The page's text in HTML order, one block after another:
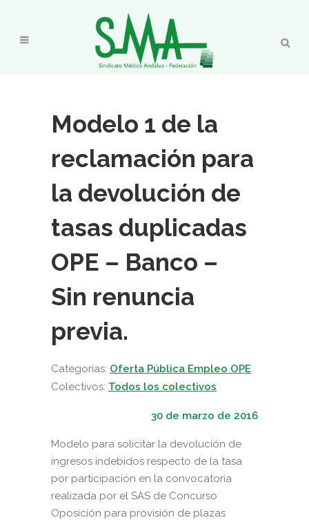
Modelo 1 de la
reclamación para
la devolución de
tasas duplicadas
OPE – Banco –
Sin renuncia
previa.
Categorias: Oferta Pública Empleo OPE
Colectivos: Todos los colectivos
30 de marzo de 2016
Modelo para solicitar la devolución de
ingresos indebidos respecto de la tasa
por participación en la convocatoria
realizada por el SAS de Concurso
Oposición para provisión de plazas